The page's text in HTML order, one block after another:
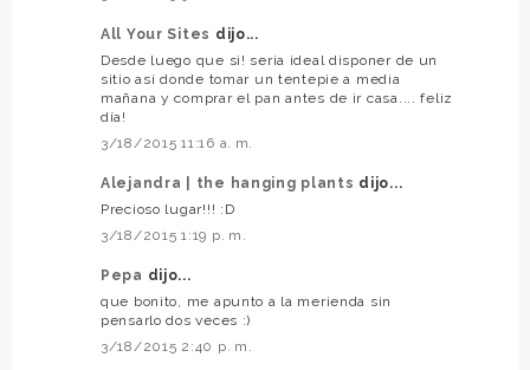
All Your Sites dijo...
Desde luego que si! seria ideal disponer de un
sitio así donde tomar un tentepie a media
mañana y comprar el pan antes de ir casa.... feliz
día!
3/18/2015 11:16 a. m.
Alejandra | the hanging plants dijo...
Precioso lugar!!! :D
3/18/2015 1:19 p. m.
Pepa dijo...
que bonito, me apunto a la merienda sin
pensarlo dos veces :)
3/18/2015 2:40 p. m.